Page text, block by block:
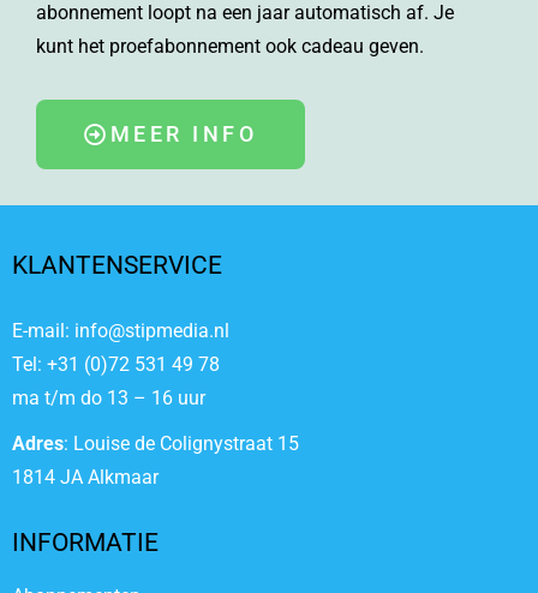
abonnement loopt na een jaar automatisch af. Je
kunt het proefabonnement ook cadeau geven.
MEER INFO
KLANTENSERVICE
E-mail: info@stipmedia.nl
Tel: +31 (0)72 531 49 78
ma t/m do 13 – 16 uur
Adres: Louise de Colignystraat 15
1814 JA Alkmaar
INFORMATIE